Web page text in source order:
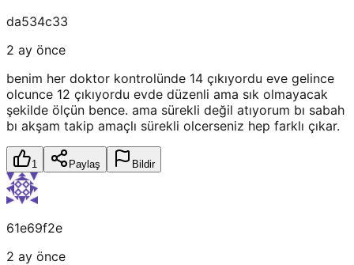
da534c33
2 ay önce
benim her doktor kontrolünde 14 çıkıyordu eve gelince
olcunce 12 çıkıyordu evde düzenli ama sık olmayacak
şekilde ölçün bence. ama sürekli değil atıyorum bı sabah
bı akşam takip amaçlı sürekli olcerseniz hep farklı çıkar.
1 Paylaş Bildir
61e69f2e
2 ay önce